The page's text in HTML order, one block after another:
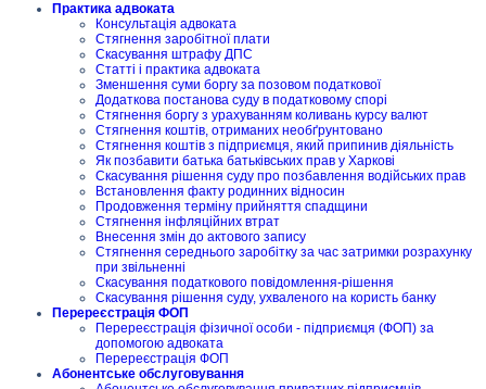
Практика адвоката
Консультація адвоката
Стягнення заробітної плати
Скасування штрафу ДПС
Статті і практика адвоката
Зменшення суми боргу за позовом податкової
Додаткова постанова суду в податковому спорі
Стягнення боргу з урахуванням коливань курсу валют
Стягнення коштів, отриманих необґрунтовано
Стягнення коштів з підприємця, який припинив діяльність
Як позбавити батька батьківських прав у Харкові
Скасування рішення суду про позбавлення водійських прав
Встановлення факту родинних відносин
Продовження терміну прийняття спадщини
Стягнення інфляційних втрат
Внесення змін до актового запису
Стягнення середнього заробітку за час затримки розрахунку
при звільненні
Скасування податкового повідомлення-рішення
Скасування рішення суду, ухваленого на користь банку
Перереєстрація ФОП
Перереєстрація фізичної особи - підприємця (ФОП) за
допомогою адвоката
Перереєстрація ФОП
Абонентське обслуговування